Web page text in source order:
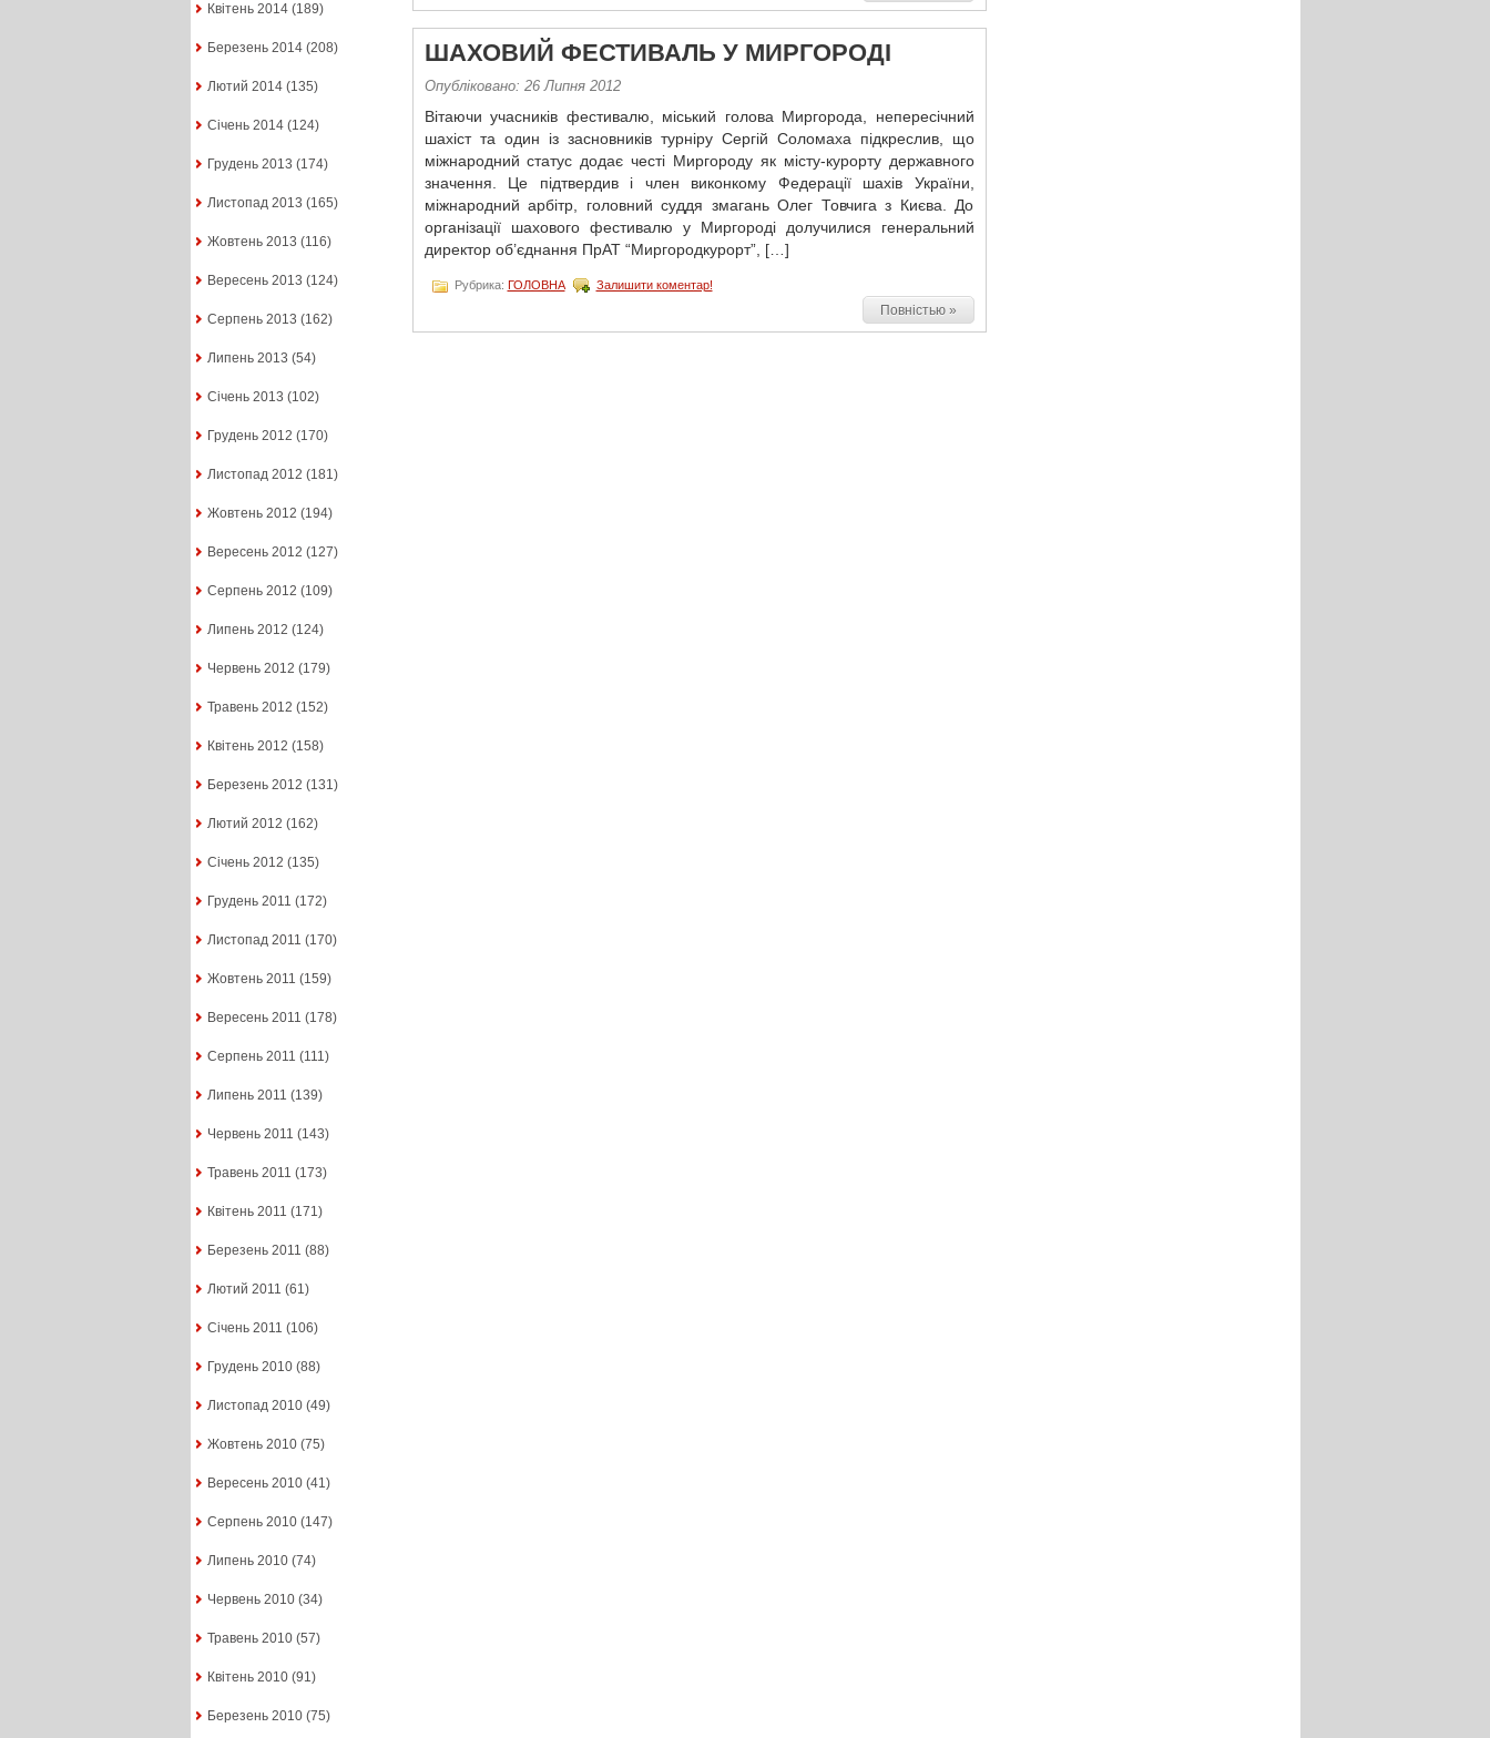
Квітень 2014(189)
Березень 2014(208)
Лютий 2014(135)
Січень 2014(124)
Грудень 2013 (174)
Листопад 2013 (165)
Жовтень 2013 (116)
Вересень 2013 (124)
Серпень 2013 (162)
Липень 2013 (54)
Січень 2013 (102)
Грудень 2012 (170)
Листопад 2012 (181)
Жовтень 2012 (194)
Вересень 2012 (127)
Серпень 2012 (109)
Липень 2012 (124)
Червень 2012 (179)
Травень 2012 (152)
Квітень 2012 (158)
Березень 2012 (131)
Лютий 2012 (162)
Січень 2012 (135)
Грудень 2011 (172)
Листопад 2011 (170)
Жовтень 2011 (159)
Вересень 2011 (178)
Серпень 2011 (111)
Липень 2011 (139)
Червень 2011 (143)
Травень 2011 (173)
Квітень 2011 (171)
Березень 2011 (88)
Лютий 2011 (61)
Січень 2011 (106)
Грудень 2010(88)
Листопад 2010(49)
Жовтень 2010(75)
Вересень 2010(41)
Серпень 2010(147)
Липень 2010(74)
Червень 2010(34)
Травень 2010(57)
Квітень 2010(91)
Березень 2010(75)
ШАХОВИЙ ФЕСТИВАЛЬ У МИРГОРОДІ
Опубліковано: 26 Липня 2012
Вітаючи учасників фестивалю, міський голова Миргорода, непересічний
шахіст та один із засновників турніру Сергій Соломаха підкреслив, що
міжнародний статус додає честі Миргороду як місту-курорту державного
значення. Це підтвердив і член виконкому Федерації шахів України,
міжнародний арбітр, головний суддя змагань Олег Товчига з Києва. До
організації шахового фестивалю у Миргороді долучилися генеральний
директор об’єднання ПрАТ “Миргородкурорт”, […]
Рубрика: ГОЛОВНА Залишити коментар!
Повністью »